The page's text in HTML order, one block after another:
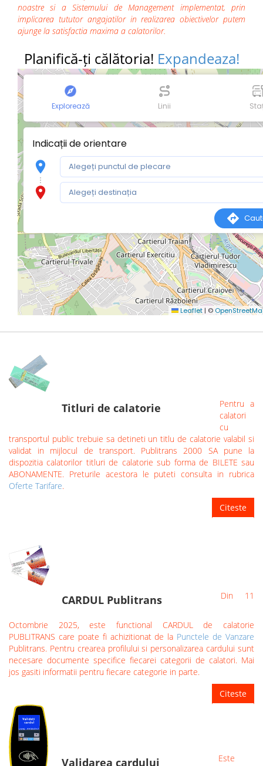
noastre si a Sistemului de Management implementat, prin
implicarea tututor angajatilor in realizarea obiectivelor putem
ajunge la satisfactia maxima a calatorilor.
Planifică-ți călătoria! Expandeaza!
Titluri de calatorie
Pentru a
calatori
cu
transportul public trebuie sa detineti un titlu de calatorie valabil si
validat in mijlocul de transport. Publitrans 2000 SA pune la
dispozitia calatorilor titluri de calatorie sub forma de BILETE sau
ABONAMENTE. Preturile acestora le puteti consulta in rubrica
Oferte Tarifare.
Citeste
CARDUL Publitrans Din 11
Octombrie 2025, este functional CARDUL de calatorie
PUBLITRANS care poate fi achizitionat de la Punctele de Vanzare
Publitrans. Pentru crearea profilului si personalizarea cardului sunt
necesare documente specifice fiecarei categorii de calatori. Mai
jos gasiti informatii pentru fiecare categorie in parte.
Citeste
Validarea cardului Este